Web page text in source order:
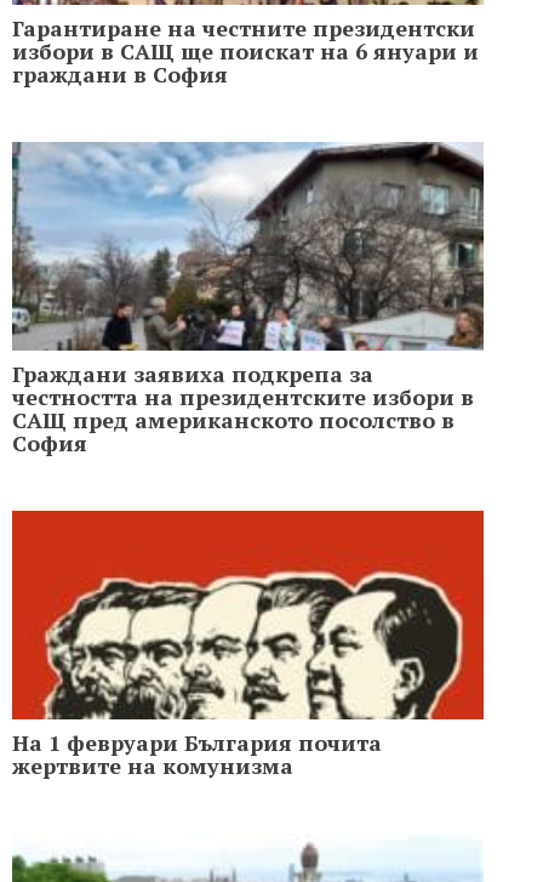
Гарантиране на честните президентски
избори в САЩ ще поискат на 6 януари и
граждани в София
Граждани заявиха подкрепа за
честността на президентските избори в
САЩ пред американското посолство в
София
На 1 февруари България почита
жертвите на комунизма